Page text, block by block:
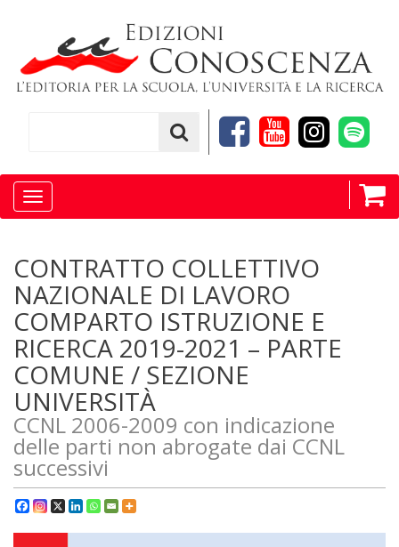
Toggle
navigation
CONTRATTO COLLETTIVO
NAZIONALE DI LAVORO
COMPARTO ISTRUZIONE E
RICERCA 2019-2021 – PARTE
COMUNE / SEZIONE
UNIVERSITÀ
CCNL 2006-2009 con indicazione
delle parti non abrogate dai CCNL
successivi